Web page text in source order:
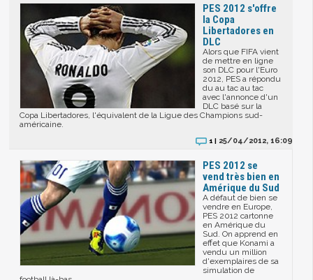
PES 2012 s'offre
la Copa
Libertadores en
DLC
Alors que FIFA vient
de mettre en ligne
son DLC pour l'Euro
2012, PES a répondu
du au tac au tac
avec l'annonce d'un
DLC basé sur la
Copa Libertadores, l'équivalent de la Ligue des Champions sud-
américaine.
1 | 25/04/2012, 16:09
PES 2012 se
vend très bien en
Amérique du Sud
A défaut de bien se
vendre en Europe,
PES 2012 cartonne
en Amérique du
Sud. On apprend en
effet que Konami a
vendu un million
d'exemplaires de sa
simulation de